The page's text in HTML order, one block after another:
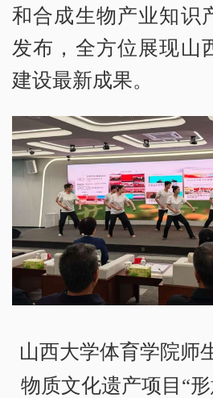
和合成生物产业知识
发布，全方位展现山
建设最新成果。
山西大学体育学院师
物质文化遗产项目“